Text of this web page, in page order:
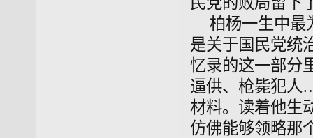
柏杨一生中最
是关于国民党统
忆录的这一部分
逼供、枪毙犯人
材料。读着他生
仿佛能够领略那